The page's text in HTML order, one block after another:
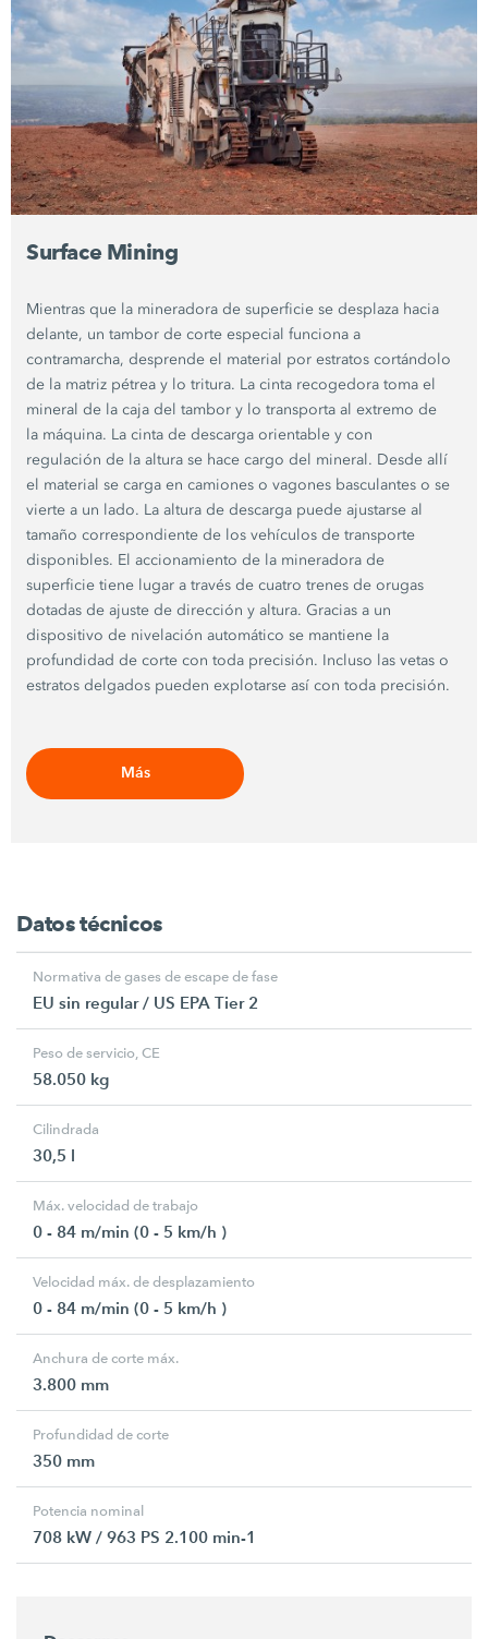
Surface Mining
Mientras que la mineradora de superficie se desplaza hacia
delante, un tambor de corte especial funciona a
contramarcha, desprende el material por estratos cortándolo
de la matriz pétrea y lo tritura. La cinta recogedora toma el
mineral de la caja del tambor y lo transporta al extremo de
la máquina. La cinta de descarga orientable y con
regulación de la altura se hace cargo del mineral. Desde allí
el material se carga en camiones o vagones basculantes o se
vierte a un lado. La altura de descarga puede ajustarse al
tamaño correspondiente de los vehículos de transporte
disponibles. El accionamiento de la mineradora de
superficie tiene lugar a través de cuatro trenes de orugas
dotadas de ajuste de dirección y altura. Gracias a un
dispositivo de nivelación automático se mantiene la
profundidad de corte con toda precisión. Incluso las vetas o
estratos delgados pueden explotarse así con toda precisión.
Más
Datos técnicos
Normativa de gases de escape de fase
EU sin regular / US EPA Tier 2
Peso de servicio, CE
58.050 kg
Cilindrada
30,5 l
Máx. velocidad de trabajo
0 - 84 m/min (0 - 5 km/h )
Velocidad máx. de desplazamiento
0 - 84 m/min (0 - 5 km/h )
Anchura de corte máx.
3.800 mm
Profundidad de corte
350 mm
Potencia nominal
708 kW / 963 PS 2.100 min-1